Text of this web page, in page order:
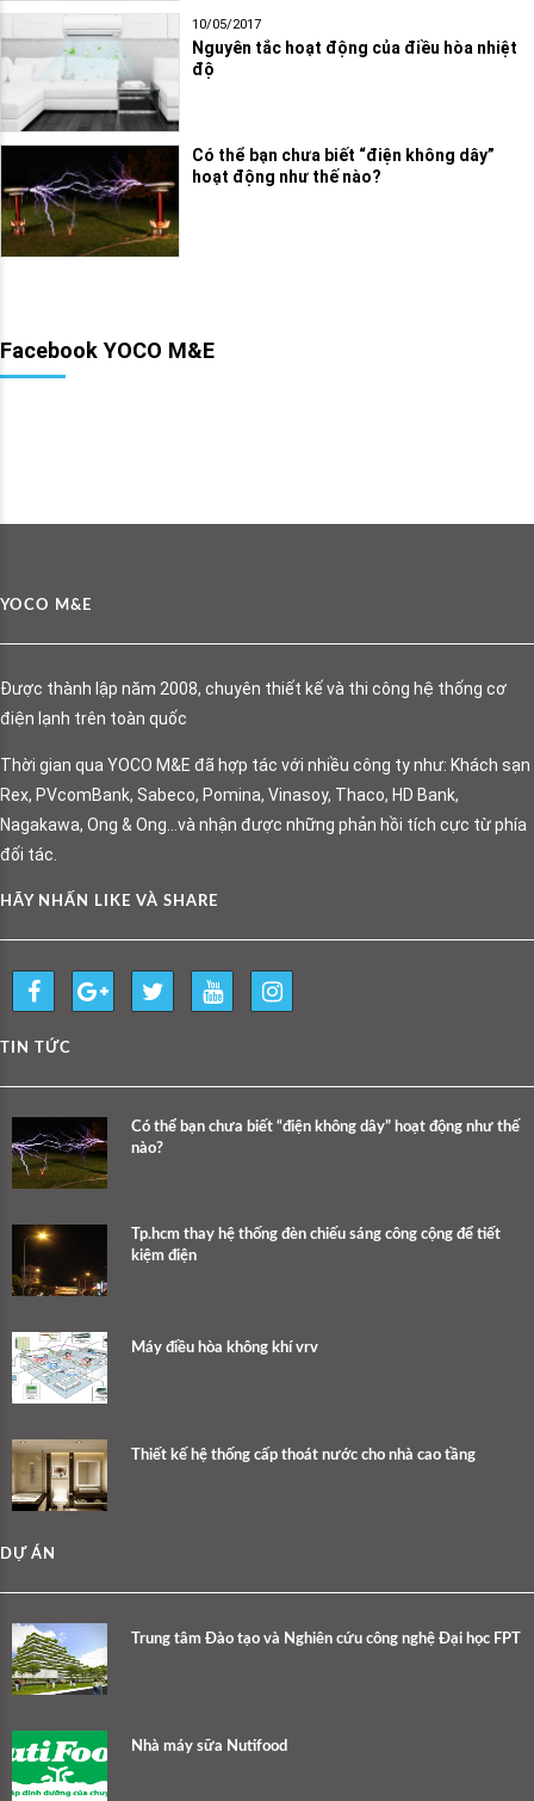
10/05/2017
Nguyên tắc hoạt động của điều hòa nhiệt
độ
Có thể bạn chưa biết “điện không dây”
hoạt động như thế nào?
Facebook YOCO M&E
YOCO M&E
Được thành lập năm 2008, chuyên thiết kế và thi công hệ thống cơ
điện lạnh trên toàn quốc
Thời gian qua YOCO M&E đã hợp tác với nhiều công ty như: Khách sạn
Rex, PVcomBank, Sabeco, Pomina, Vinasoy, Thaco, HD Bank,
Nagakawa, Ong & Ong…và nhận được những phản hồi tích cực từ phía
đối tác.
HÃY NHẤN LIKE VÀ SHARE
TIN TỨC
Có thể bạn chưa biết “điện không dây” hoạt động như thế
nào?
Tp.hcm thay hệ thống đèn chiếu sáng công cộng để tiết
kiệm điện
Máy điều hòa không khí vrv
Thiết kế hệ thống cấp thoát nước cho nhà cao tầng
DỰ ÁN
Trung tâm Đào tạo và Nghiên cứu công nghệ Đại học FPT
Nhà máy sữa Nutifood